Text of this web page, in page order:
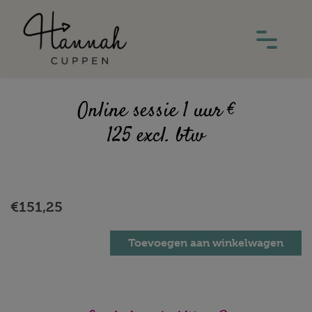
Online sessie 1 uur €
125 excl. btw
€151,25
Toevoegen aan winkelwagen